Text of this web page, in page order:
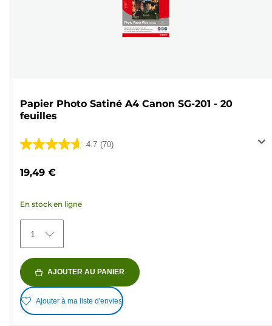
Papier Photo Satiné A4 Canon SG-201 - 20
feuilles
4.7 (70)
4.7
70
avis
19,49 €
En stock en ligne
1
AJOUTER AU PANIER
Ajouter à ma liste d'envies